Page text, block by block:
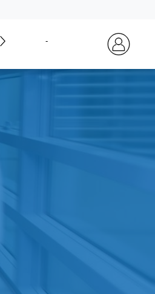
SOUTENIR L'AP‑HP